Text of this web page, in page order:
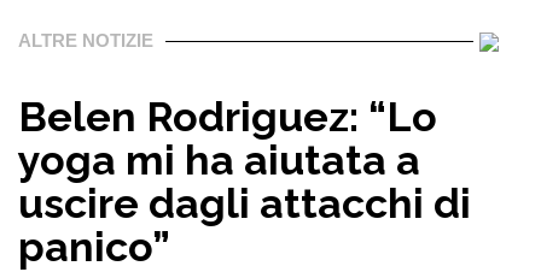
ALTRE NOTIZIE
Belen Rodriguez: “Lo
yoga mi ha aiutata a
uscire dagli attacchi di
panico”